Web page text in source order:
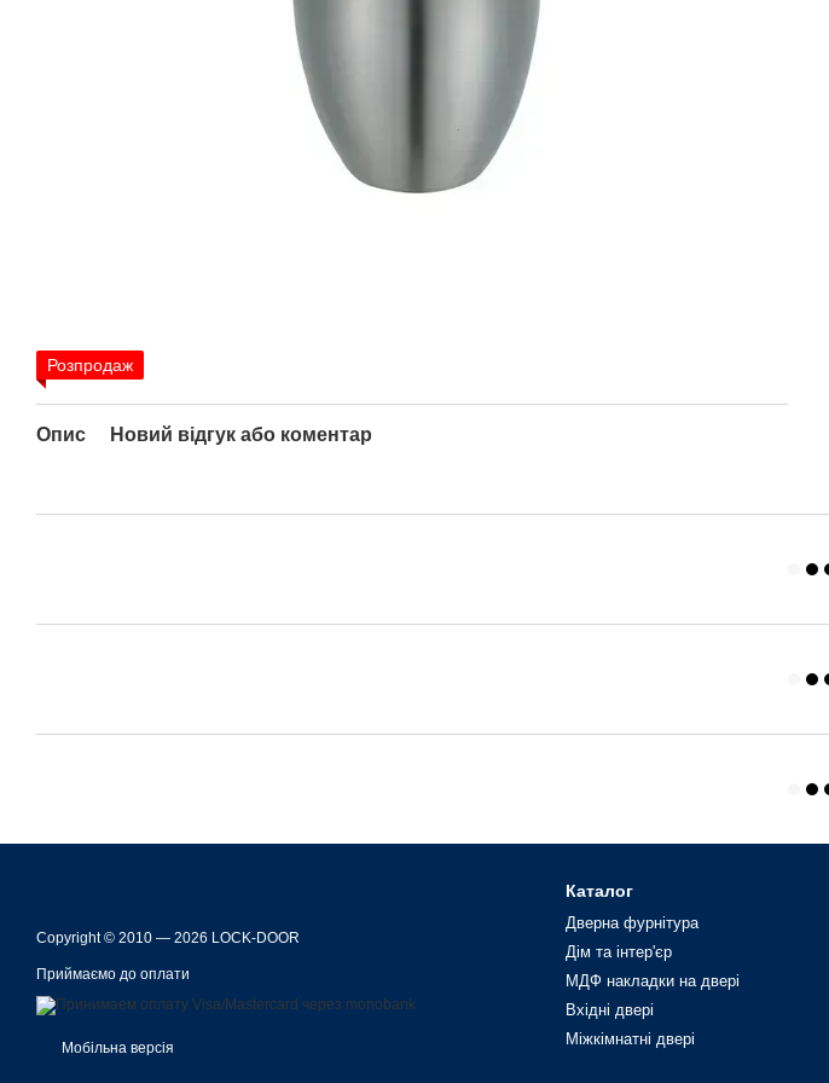
Розпродаж
Опис Новий відгук або коментар
Copyright © 2010 — 2026 LOCK-DOOR
Приймаємо до оплати
Мобільна версія
Каталог
Дверна фурнітура
Дім та інтер'єр
МДФ накладки на двері
Вхідні двері
Міжкімнатні двері